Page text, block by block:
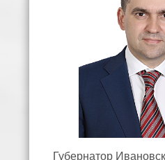
Губернатор